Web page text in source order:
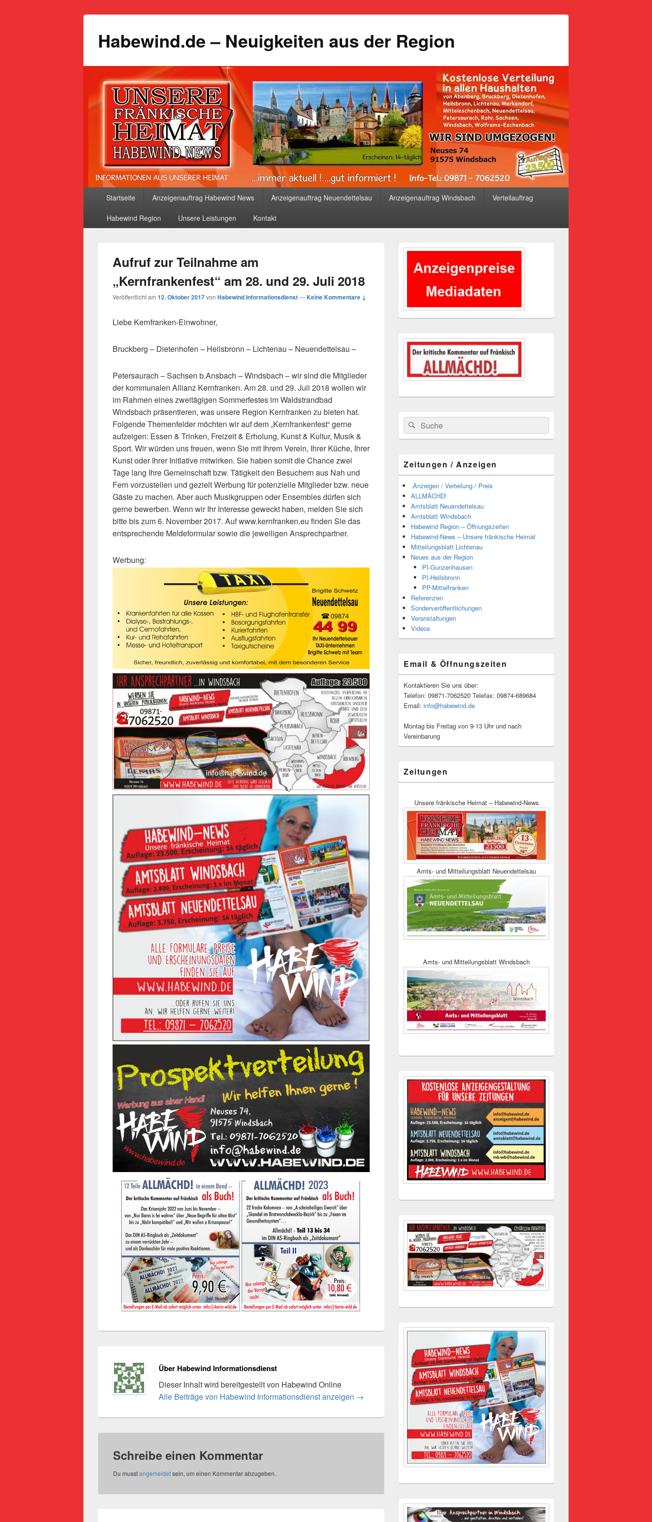
Habewind.de – Neuigkeiten aus der Region
Startseite Anzeigenauftrag Habewind News Anzeigenauftrag Neuendettelsau Anzeigenauftrag Windsbach Verteilauftrag
Habewind Region Unsere Leistungen Kontakt
Aufruf zur Teilnahme am
„Kernfrankenfest“ am 28. und 29. Juli 2018
Veröffentlicht am 12. Oktober 2017von Habewind Informationsdienst—Keine Kommentare ↓
Liebe Kernfranken-Einwohner,
Bruckberg – Dietenhofen – Heilsbronn – Lichtenau – Neuendettelsau –
Petersaurach – Sachsen b.Ansbach – Windsbach – wir sind die Mitglieder
der kommunalen Allianz Kernfranken. Am 28. und 29. Juli 2018 wollen wir
im Rahmen eines zweitägigen Sommerfestes im Waldstrandbad
Windsbach präsentieren, was unsere Region Kernfranken zu bieten hat.
Folgende Themenfelder möchten wir aufdem „Kernfrankenfest“ gerne
aufzeigen: Essen & Trinken, Freizeit & Erholung, Kunst & Kultur, Musik &
Sport. Wir würden uns freuen, wenn Sie mit Ihrem Verein, Ihrer Küche, Ihrer
Kunst oder Ihrer Initiative mitwirken. Sie haben somit die Chance zwei
Tage lang Ihre Gemeinschaft bzw. Tätigkeit den Besuchern aus Nah und
Fern vorzustellen und gezielt Werbung für potenzielle Mitglieder bzw. neue
Gäste zu machen. Aber auch Musikgruppen oder Ensembles dürfen sich
gerne bewerben. Wenn wir Ihr Interesse geweckt haben, melden Sie sich
bitte bis zum 6. November 2017. Auf www.kernfranken.eu finden Sie das
entsprechende Meldeformular sowie die jeweiligen Ansprechpartner.
Werbung:
Über Habewind Informationsdienst
Dieser Inhalt wird bereitgestellt von Habewind Online
Alle Beiträge von Habewind Informationsdienst anzeigen →
Schreibe einen Kommentar
Du musstangemeldetsein, um einen Kommentar abzugeben.
Primärer
Widgetbereich
Suchen
nach:
Suchen
Zeitungen / Anzeigen
.Anzeigen / Verteilung / Preis
ALLMÄCHD!
Amtsblatt Neuendettelsau
Amtsblatt Windsbach
Habewind Region – Öffnungszeiten
Habewind-News – Unsere fränkische Heimat
Mitteilungsblatt Lichtenau
Neues aus der Region
PI-Gunzenhausen
PI-Heilsbronn
PP-Mittelfranken
Referenzen
Sonderveröffentlichungen
Veranstaltungen
Videos
Email & Öffnungszeiten
Kontaktieren Sie uns über:
Telefon: 09871-7062520 Telefax: 09874-689684
Email: info@habewind.de
Montag bis Freitag von 9-13 Uhr und nach
Vereinbarung
Zeitungen
Unsere fränkische Heimat – Habewind-News
Amts- und Mitteilungsblatt Neuendettelsau
Amts- und Mitteilungsblatt Windsbach